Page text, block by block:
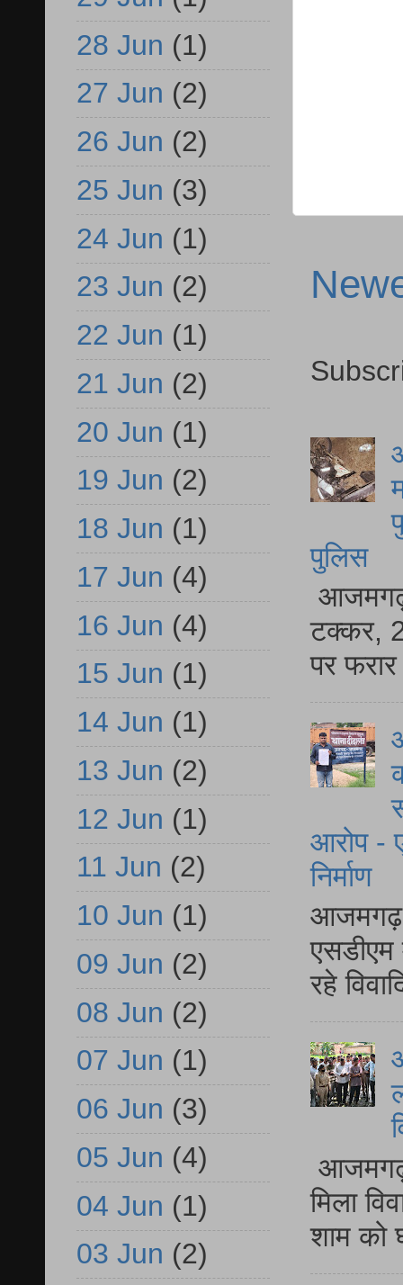
पुलिस
आजमगढ़
टक्कर,
पर
आरोप -
निर्माण
आजमगढ़
एसडीएम
रहे
आजमगढ़
मिला
शाम को
28 Jun (1)
27 Jun (2)
26 Jun (2)
25 Jun (3)
24 Jun (1)
23 Jun (2)
22 Jun (1)
21 Jun (2)
20 Jun (1)
19 Jun (2)
18 Jun (1)
17 Jun (4)
16 Jun (4)
15 Jun (1)
14 Jun (1)
13 Jun (2)
12 Jun (1)
11 Jun (2)
10 Jun (1)
09 Jun (2)
08 Jun (2)
07 Jun (1)
06 Jun (3)
05 Jun (4)
04 Jun (1)
03 Jun (2)